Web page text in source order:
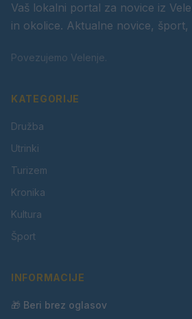
Vaš lokalni portal za novice iz
in okolice. Aktualne novice,
Povezujemo Velenje.
KATEGORIJE
Družba
Utrinki
Turizem
Kronika
Kultura
Šport
INFORMACIJE
🎁 Beri brez oglasov